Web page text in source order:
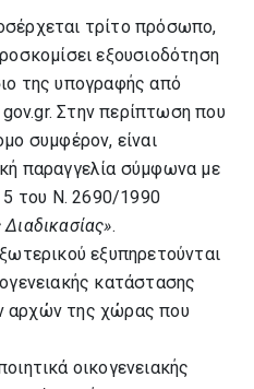
τρίτο πρόσωπο,
εξουσιοδότηση
της υπογραφής από
Στην περίπτωση που
συμφέρον, είναι
παραγγελία σύμφωνα με
5 του Ν. 2690/1990
.
εξυπηρετούνται
κατάστασης
αρχών της χώρας που
οικογενειακής